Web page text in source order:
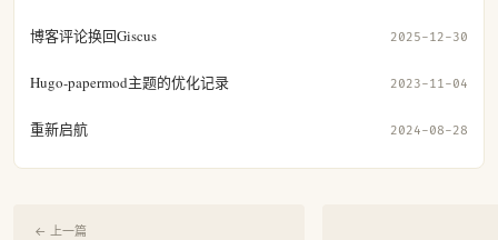
博客评论换回Giscus 2025-12-30
Hugo-papermod主题的优化记录 2023-11-04
重新启航 2024-08-28
← 上一篇